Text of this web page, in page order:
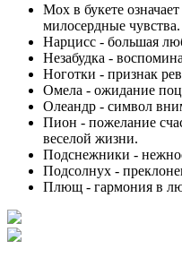
Мох в букете
милосердные чувства.
Нарцисс - большая
Незабудка -
Ноготки - признак
Омела - ожидание
Олеандр - символ
Пион - пожелание
веселой жизни.
Подснежники -
Подсолнух -
Плющ - гармония в